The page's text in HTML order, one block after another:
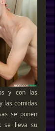
y con las
las comidas
se ponen
se lleva su